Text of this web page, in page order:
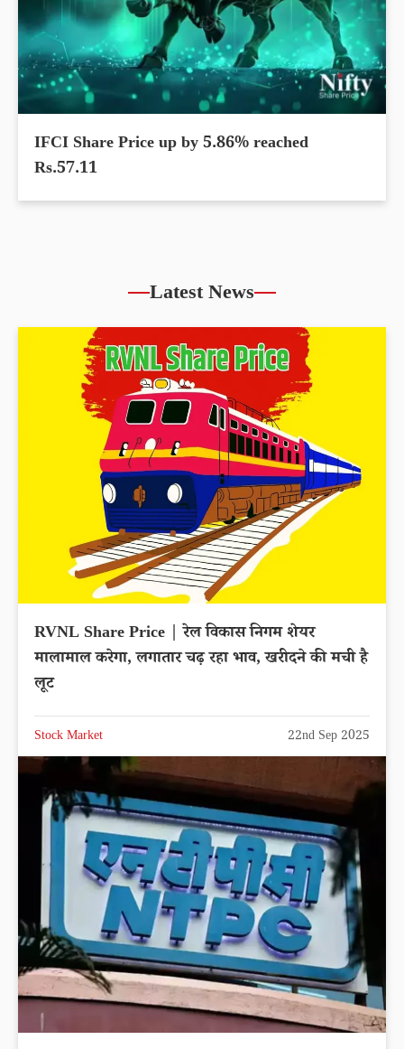
IFCI Share Price up by 5.86% reached
Rs.57.11
Latest News
RVNL Share Price | रेल विकास निगम शेयर
मालामाल करेगा, लगातार चढ़ रहा भाव, खरीदने की मची है
लूट
Stock Market 22nd Sep 2025